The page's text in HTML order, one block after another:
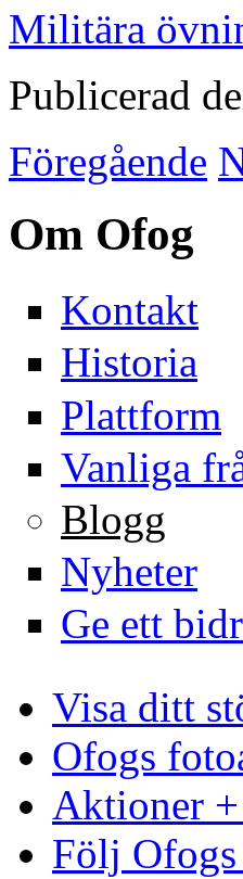
Militära
Publicerad
Föregående
Om Ofog
Kontakt
Historia
Plattform
Vanliga
Blogg
Nyheter
Ge ett
Visa ditt
Ofogs
Aktioner
Följ